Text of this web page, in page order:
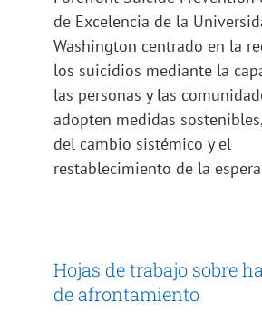
de Excelencia de la
Washington centrado en la
los suicidios mediante la
las personas y las
adopten medidas
del cambio sistémico y el
restablecimiento de la
Hojas de trabajo sobre
de afrontamiento